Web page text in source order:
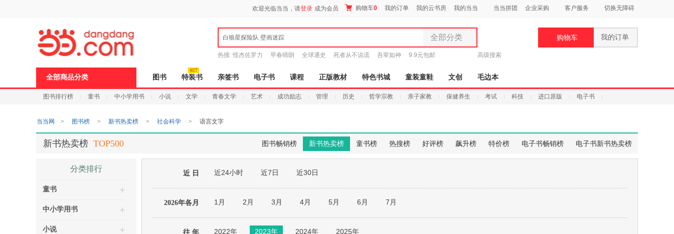
欢迎光临当当，请登录 成为会员 购物车0 我的订单 我的云书房 我的当当 当当拼团 企业采购 客户服务 切换无障碍
白狼星探险队 壁画迷踪 全部分类
全部分类
图书
电子书
音像
玩具
孕婴服饰
热搜: 怪杰佐罗力 早春晴朗 全球通史 死者从不说谎 吾辈如神 9.9元包邮 高级搜索
购物车 我的订单
全部商品分类 图书 特装书 亲签书 电子书 课程 正版教材 特色书城 童装童鞋 文创 毛边本
图书排行榜 童书 中小学用书 小说 文学 青春文学 艺术 成功励志 管理 历史 哲学宗教 亲子家教 保健养生 考试 科技 进口原版 电子书
页
当当网 > 图书榜 > 新书热卖榜 > 社会科学 > 语言文字
图书畅销榜 新书热卖榜 童书榜 热搜榜 好评榜 飙升榜 特价榜 电子书畅销榜 电子书新书热卖榜
新书热卖榜 TOP500
分类排行
童书
中小学用书
小说
近 日 近24小时 近7日 近30日
2026年各月 1月 2月 3月 4月 5月 6月 7月
往 年 2022年 2023年 2024年 2025年